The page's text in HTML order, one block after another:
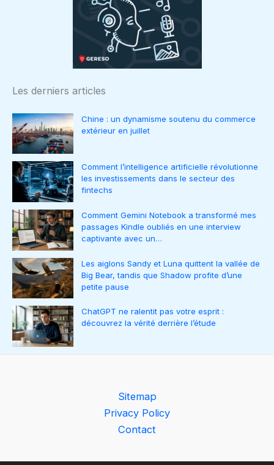
Les derniers articles
Chine : un dynamisme soutenu du commerce
extérieur en juillet
Comment l’intelligence artificielle révolutionne
les investissements dans le secteur des
fintechs
Comment Gemini Notebook a transformé mes
passages Kindle oubliés en une interview
captivante avec un…
Les aiglons Sandy et Luna quittent la vallée de
Big Bear, tandis que Shadow profite d’une
petite pause
ChatGPT ne ralentit pas votre esprit :
découvrez la vérité derrière l’étude
Sitemap
Privacy Policy
Contact